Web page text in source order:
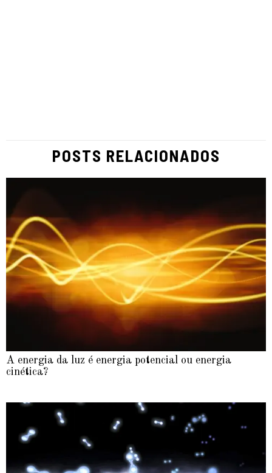
POSTS RELACIONADOS
A energia da luz é energia potencial ou energia
cinética?